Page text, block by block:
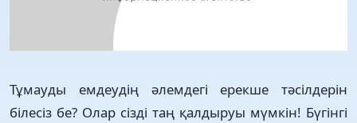
Тұмауды емдеудің әлемдегі ерекше тәсілдерін
білесіз бе? Олар сізді таң қалдыруы мүмкін! Бүгінгі